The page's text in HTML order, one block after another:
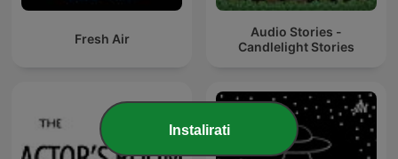
Fresh Air
Audio Stories -
Candlelight Stories
Instalirati